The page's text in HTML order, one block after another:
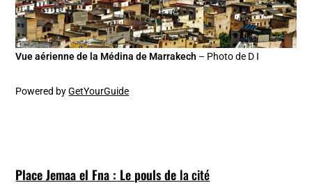
Vue aérienne de la Médina de Marrakech – Photo de D I
Powered byGetYourGuide
Place Jemaa el Fna : Le pouls de la cité